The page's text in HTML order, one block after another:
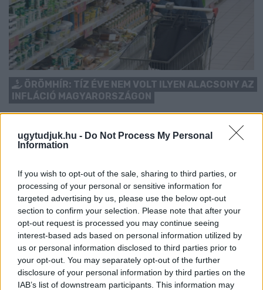
ugytudjuk.hu - Do Not Process My Personal
Information
If you wish to opt-out of the sale, sharing to third parties, or
processing of your personal or sensitive information for
targeted advertising by us, please use the below opt-out
section to confirm your selection. Please note that after your
opt-out request is processed you may continue seeing
interest-based ads based on personal information utilized by
us or personal information disclosed to third parties prior to
your opt-out. You may separately opt-out of the further
disclosure of your personal information by third parties on the
IAB’s list of downstream participants. This information may
ÖRÖMHÍR: TÍZ ÉVE NEM VOLT ILYEN ALACSONY AZ
INFLÁCIÓ MAGYARORSZÁGON
Júliusban mindössze 1,2 százalékkal emelkedtek éves
összevetésben a fogyasztói árak, miközben az élelmiszerek ára
már csökkent.